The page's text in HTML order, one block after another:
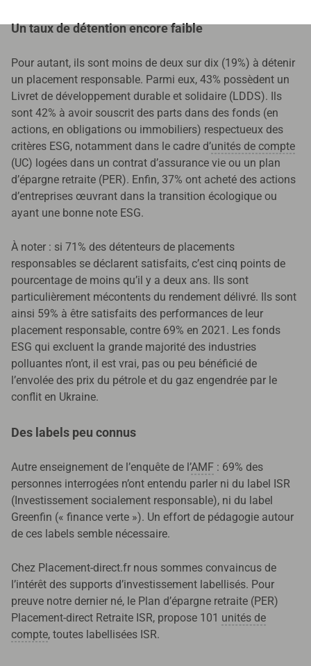
Un taux de détention encore faible
Pour autant, ils sont moins de deux sur dix (19%) à détenir
un placement responsable. Parmi eux, 43% possèdent un
Livret de développement durable et solidaire (LDDS). Ils
sont 42% à avoir souscrit des parts dans des fonds (en
actions, en obligations ou immobiliers) respectueux des
critères ESG, notamment dans le cadre d’unités de compte
(UC) logées dans un contrat d’assurance vie ou un plan
d’épargne retraite (PER). Enfin, 37% ont acheté des actions
d’entreprises œuvrant dans la transition écologique ou
ayant une bonne note ESG.
À noter : si 71% des détenteurs de placements
responsables se déclarent satisfaits, c’est cinq points de
pourcentage de moins qu’il y a deux ans. Ils sont
particulièrement mécontents du rendement délivré. Ils sont
ainsi 59% à être satisfaits des performances de leur
placement responsable, contre 69% en 2021. Les fonds
ESG qui excluent la grande majorité des industries
polluantes n’ont, il est vrai, pas ou peu bénéficié de
l’envolée des prix du pétrole et du gaz engendrée par le
conflit en Ukraine.
Des labels peu connus
Autre enseignement de l’enquête de l’AMF : 69% des
personnes interrogées n’ont entendu parler ni du label ISR
(Investissement socialement responsable), ni du label
Greenfin (« finance verte »). Un effort de pédagogie autour
de ces labels semble nécessaire.
Chez Placement-direct.fr nous sommes convaincus de
l’intérêt des supports d’investissement labellisés. Pour
preuve notre dernier né, le Plan d’épargne retraite (PER)
Placement-direct Retraite ISR, propose 101 unités de
compte, toutes labellisées ISR.